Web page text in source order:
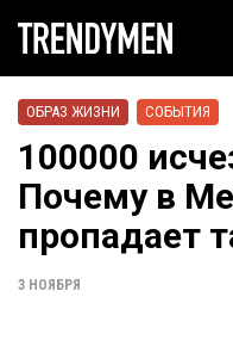
ОБРАЗ ЖИЗНИ СОБЫТИЯ
100000
Почему в
пропадает
3 НОЯБРЯ